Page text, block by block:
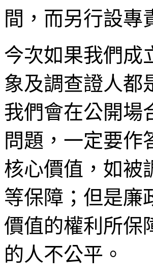
間，而另行設專
今次如果我們成
象及調查證人都
我們會在公開場
問題，一定要作
核心價值，如被
等保障；但是廉
價值的權利所保
的人不公平。